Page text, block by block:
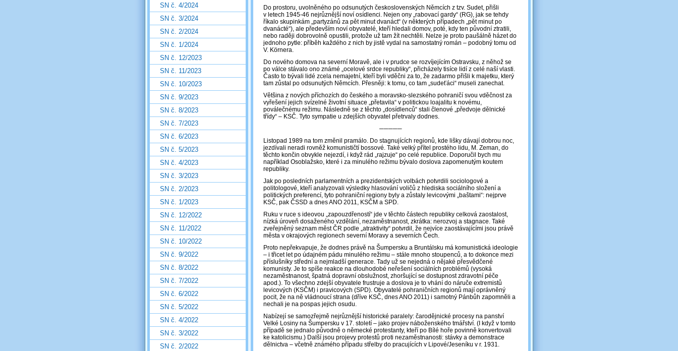
Do prostoru, uvolněného po odsunutých československých Němcích z tzv. Sudet, přišli
v letech 1945-46 nejrůznější noví osídlenci. Nejen ony „rabovací gardy“ (RG), jak se tehdy
říkalo skupinkám „partyzánů za pět minut dvanáct“ (v některých případech „pět minut po
dvanácté“), ale především noví obyvatelé, kteří hledali domov, poté, kdy ten původní ztratili,
nebo raději dobrovolně opustili, protože už tam žít nechtěli. Nelze je proto paušálně házet do
jednoho pytle: příběh každého z nich by jistě vydal na samostatný román – podobný tomu od
V. Körnera.
Do nového domova na severní Moravě, ale i v prudce se rozvíjejícím Ostravsku, z něhož se
po válce stávalo ono známé „ocelové srdce republiky“, přicházely tisíce lidí z celé naší vlasti.
Často to bývali lidé zcela nemajetní, kteří byli vděčni za to, že zadarmo přišli k majetku, který
tam zůstal po odsunutých Němcích. Přesněji: k tomu, co tam „sudeťáci“ museli zanechat.
Většina z nových příchozích do českého a moravsko-slezského pohraničí svou vděčnost za
vyřešení jejich svízelné životní situace „přetavila“ v politickou loajalitu k novému,
poválečnému režimu. Následně se z těchto „dosídlenců“ stali členové „předvoje dělnické
třídy“ – KSČ. Tyto sympatie u zdejších obyvatel přetrvaly dodnes.
─────
Listopad 1989 na tom změnil pramálo. Do stagnujících regionů, kde lišky dávají dobrou noc,
jezdívali neradi rovněž komunističtí bossové. Také velký přítel prostého lidu, M. Zeman, do
těchto končin obvykle nejezdí, i když rád „rajzuje“ po celé republice. Doporučil bych mu
například Osoblažsko, které i za minulého režimu bývalo doslova zapomenutým koutem
republiky.
Jak po posledních parlamentních a prezidentských volbách potvrdili sociologové a
politologové, kteří analyzovali výsledky hlasování voličů z hlediska sociálního složení a
politických preferencí, tyto pohraniční regiony byly a zůstaly levicovými „baštami“: nejprve
KSČ, pak ČSSD a dnes ANO 2011, KSČM a SPD.
Ruku v ruce s ideovou „zapouzdřeností“ jde v těchto částech republiky celková zaostalost,
nízká úroveň dosaženého vzdělání, nezaměstnanost, zkrátka: nerozvoj a stagnace. Také
zveřejněný seznam měst ČR podle „atraktivity“ potvrdil, že nejvíce zaostávajícími jsou právě
města v okrajových regionech severní Moravy a severních Čech.
Proto nepřekvapuje, že dodnes právě na Šumpersku a Bruntálsku má komunistická ideologie
– i třicet let po údajném pádu minulého režimu – stále mnoho stoupenců, a to dokonce mezi
příslušníky střední a nejmladší generace. Tady už se nejedná o nějaké přesvědčené
komunisty. Je to spíše reakce na dlouhodobé neřešení sociálních problémů (vysoká
nezaměstnanost, špatná dopravní obslužnost, zhoršující se dostupnost zdravotní péče
apod.). To všechno zdejší obyvatele frustruje a doslova je to vhání do náruče extremistů
levicových (KSČM) i pravicových (SPD). Obyvatelé pohraničních regionů mají oprávněný
pocit, že na ně vládnoucí strana (dříve KSČ, dnes ANO 2011) i samotný Pánbůh zapomněli a
nechali je na pospas jejich osudu.
Nabízejí se samozřejmě nejrůznější historické paralely: čarodějnické procesy na panství
Velké Losiny na Šumpersku v 17. století ‒ jako projev náboženského tmářství. (I když v tomto
případě se jednalo původně o německé protestanty, kteří po Bílé hoře povinně konvertovali
ke katolicismu.) Další jsou projevy protestů proti nezaměstnanosti: stávky a demonstrace
dělnictva ‒ včetně známého případu střelby do pracujících v Lipové/Jeseníku v r. 1931.
SN č. 4/2024
SN č. 3/2024
SN č. 2/2024
SN č. 1/2024
SN č. 12/2023
SN č. 11/2023
SN č. 10/2023
SN č. 9/2023
SN č. 8/2023
SN č. 7/2023
SN č. 6/2023
SN č. 5/2023
SN č. 4/2023
SN č. 3/2023
SN č. 2/2023
SN č. 1/2023
SN č. 12/2022
SN č. 11/2022
SN č. 10/2022
SN č. 9/2022
SN č. 8/2022
SN č. 7/2022
SN č. 6/2022
SN č. 5/2022
SN č. 4/2022
SN č. 3/2022
SN č. 2/2022